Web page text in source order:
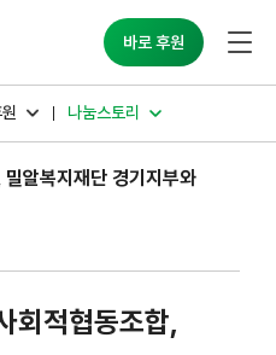
바로 후원
나눔스토리
알복지재단 경기지부와
회적협동조합,